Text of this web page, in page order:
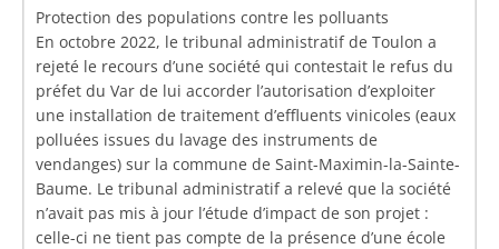
Protection des populations contre les polluants
En octobre 2022, le tribunal administratif de Toulon a
rejeté le recours d’une société qui contestait le refus du
préfet du Var de lui accorder l’autorisation d’exploiter
une installation de traitement d’effluents vinicoles (eaux
polluées issues du lavage des instruments de
vendanges) sur la commune de Saint-Maximin-la-Sainte-
Baume. Le tribunal administratif a relevé que la société
n’avait pas mis à jour l’étude d’impact de son projet :
celle-ci ne tient pas compte de la présence d’une école